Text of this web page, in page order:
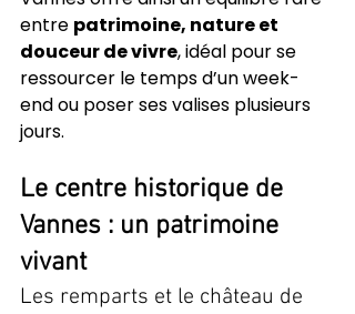
entre patrimoine, nature et
douceur de vivre, idéal pour se
ressourcer le temps d’un week-
end ou poser ses valises plusieurs
jours.
Le centre historique de
Vannes : un patrimoine
vivant
Les remparts et le château de